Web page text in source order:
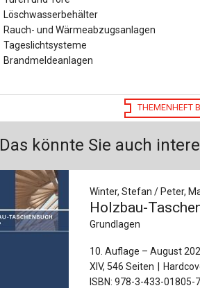
Löschwasserbehälter
Rauch- und Wärmeabzugsanlagen
Tageslichtsysteme
Brandmeldeanlagen
THEMENHEFT
Das könnte Sie auch
Winter, Stefan / Peter,
Holzbau-
Grundlagen
10. Auflage – August
XIV, 546 Seiten
ISBN: 978-3-433-01805-7